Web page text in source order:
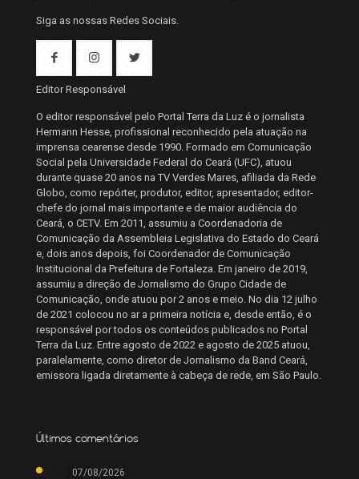
Siga as nossas Redes Sociais.
Editor Responsável
O editor responsável pelo Portal Terra da Luz é o jornalista
Hermann Hesse, profissional reconhecido pela atuação na
imprensa cearense desde 1990. Formado em Comunicação
Social pela Universidade Federal do Ceará (UFC), atuou
durante quase 20 anos na TV Verdes Mares, afiliada da Rede
Globo, como repórter, produtor, editor, apresentador, editor-
chefe do jornal mais importante e de maior audiência do
Ceará, o CETV. Em 2011, assumiu a Coordenadoria de
Comunicação da Assembleia Legislativa do Estado do Ceará
e, dois anos depois, foi Coordenador de Comunicação
Institucional da Prefeitura de Fortaleza. Em janeiro de 2019,
assumiu a direção de Jornalismo do Grupo Cidade de
Comunicação, onde atuou por 2 anos e meio. No dia 12 julho
de 2021 colocou no ar a primeira notícia e, desde então, é o
responsável por todos os conteúdos publicados no Portal
Terra da Luz. Entre agosto de 2022 e agosto de 2025 atuou,
paralelamente, como diretor de Jornalismo da Band Ceará,
emissora ligada diretamente à cabeça de rede, em São Paulo.
Últimos comentários
07/08/2026